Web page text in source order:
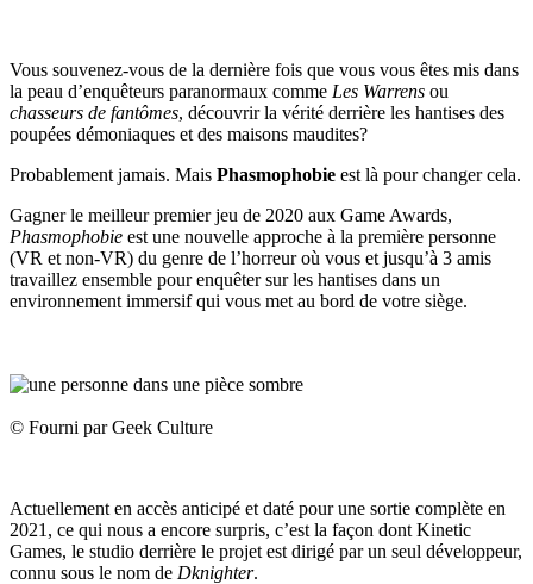
Vous souvenez-vous de la dernière fois que vous vous êtes mis dans
la peau d’enquêteurs paranormaux comme Les Warrens ou
chasseurs de fantômes, découvrir la vérité derrière les hantises des
poupées démoniaques et des maisons maudites?
Probablement jamais. Mais Phasmophobie est là pour changer cela.
Gagner le meilleur premier jeu de 2020 aux Game Awards,
Phasmophobie est une nouvelle approche à la première personne
(VR et non-VR) du genre de l’horreur où vous et jusqu’à 3 amis
travaillez ensemble pour enquêter sur les hantises dans un
environnement immersif qui vous met au bord de votre siège.
© Fourni par Geek Culture
Actuellement en accès anticipé et daté pour une sortie complète en
2021, ce qui nous a encore surpris, c’est la façon dont Kinetic
Games, le studio derrière le projet est dirigé par un seul développeur,
connu sous le nom de Dknighter.